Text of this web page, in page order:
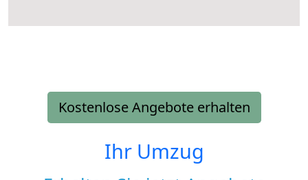
Kostenlose Angebote erhalten
Ihr Umzug